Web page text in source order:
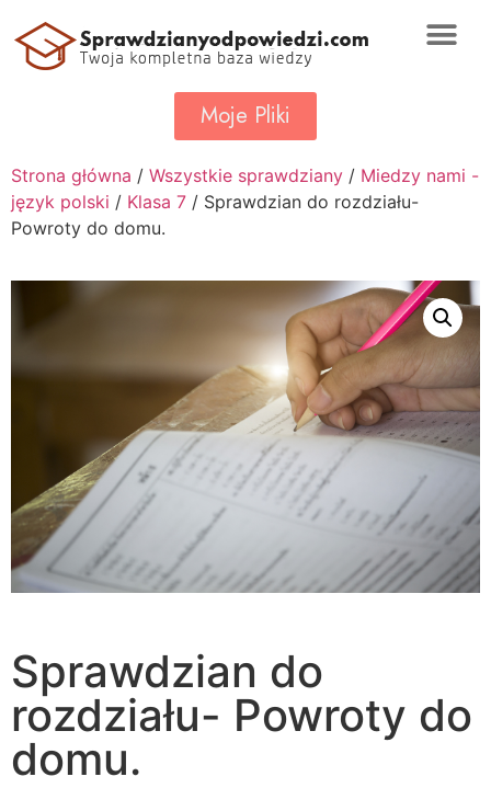
Moje Pliki
Strona główna / Wszystkie sprawdziany / Miedzy nami -
język polski / Klasa 7 / Sprawdzian do rozdziału-
Powroty do domu.
Sprawdzian do
rozdziału- Powroty do
domu.